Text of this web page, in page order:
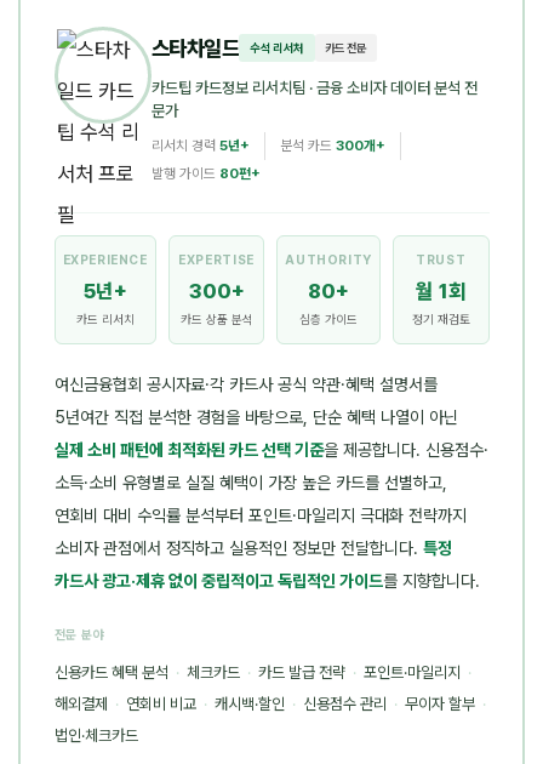
스타차일드 수석 리서처 카드 전문
카드팁 카드정보 리서치팀 · 금융 소비자 데이터 분석 전
문가
리서치 경력 5년+ 분석 카드 300개+
발행 가이드 80편+
EXPERIENCE
5년+
카드 리서치
EXPERTISE
300+
카드 상품 분석
AUTHORITY
80+
심층 가이드
TRUST
월 1회
정기 재검토
여신금융협회 공시자료·각 카드사 공식 약관·혜택 설명서를
5년여간 직접 분석한 경험을 바탕으로, 단순 혜택 나열이 아닌
실제 소비 패턴에 최적화된 카드 선택 기준을 제공합니다. 신용점수·
소득·소비 유형별로 실질 혜택이 가장 높은 카드를 선별하고,
연회비 대비 수익률 분석부터 포인트·마일리지 극대화 전략까지
소비자 관점에서 정직하고 실용적인 정보만 전달합니다. 특정
카드사 광고·제휴 없이 중립적이고 독립적인 가이드를 지향합니다.
전문 분야
신용카드 혜택 분석 · 체크카드 · 카드 발급 전략 · 포인트·마일리지 ·
해외결제 · 연회비 비교 · 캐시백·할인 · 신용점수 관리 · 무이자 할부 ·
법인·체크카드